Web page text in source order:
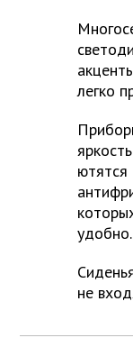
легко
ютятся
удобно.
не